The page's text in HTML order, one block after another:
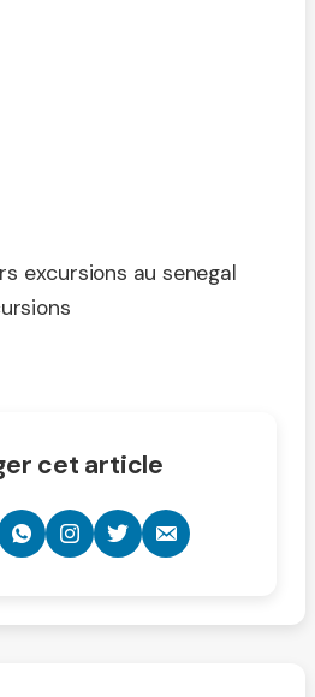
excursions au senegal
cet article